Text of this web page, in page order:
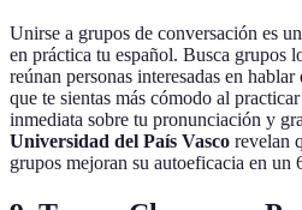
Unirse a grupos de conversación es
en práctica tu español. Busca grupos
reúnan personas interesadas en
que te sientas más cómodo al
inmediata sobre tu pronunciación y
Universidad del País Vasco revelan
grupos mejoran su autoeficacia en un